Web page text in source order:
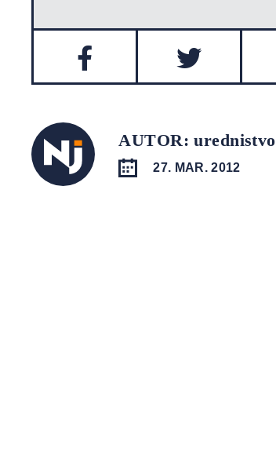
AUTOR: urednistvo
27. MAR. 2012